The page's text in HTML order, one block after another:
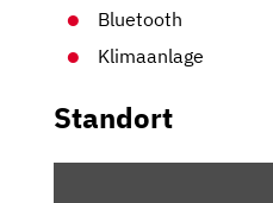
Bluetooth
Klimaanlage
Standort